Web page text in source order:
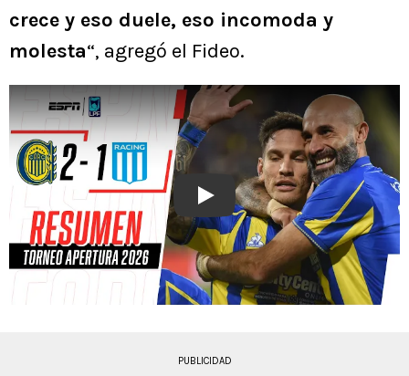
crece y eso duele, eso incomoda y
molesta“, agregó el Fideo.
Play
PUBLICIDAD